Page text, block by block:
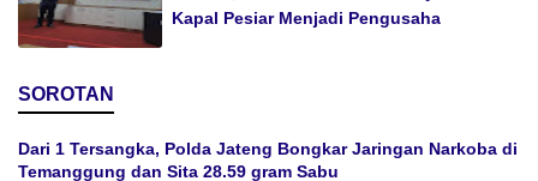
Kapal Pesiar Menjadi Pengusaha
SOROTAN
Dari 1 Tersangka, Polda Jateng Bongkar Jaringan Narkoba di
Temanggung dan Sita 28.59 gram Sabu